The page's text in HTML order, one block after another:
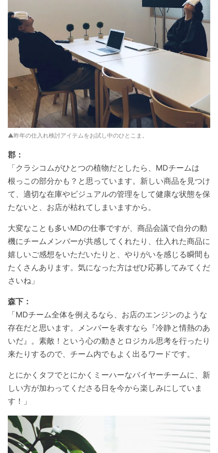
▲昨年の仕入れ検討アイテムをお試し中のひとこま。
郡：
「クラシコムがひとつの植物だとしたら、MDチームは
根っこの部分かも？と思っています。新しい商品を見つけ
て、適切な在庫やビジュアルの管理をして健康な状態を保
たないと、お店が枯れてしまいますから。
大変なことも多いMDの仕事ですが、商品会議で自分の動
機にチームメンバーが共感してくれたり、仕入れた商品に
嬉しいご感想をいただいたりと、やりがいを感じる瞬間も
たくさんあります。気になった方はぜひ応募してみてくだ
さいね」
森下：
「MDチーム全体を例えるなら、お店のエンジンのような
存在だと思います。メンバーを表すなら『冷静と情熱のあ
いだ』。素敵！という心の動きとロジカル思考を行ったり
来たりするので、チーム内でもよく出るワードです。
とにかくタフでとにかくミーハーなバイヤーチームに、新
しい方が加わってくださる日を今から楽しみにしていま
す！」